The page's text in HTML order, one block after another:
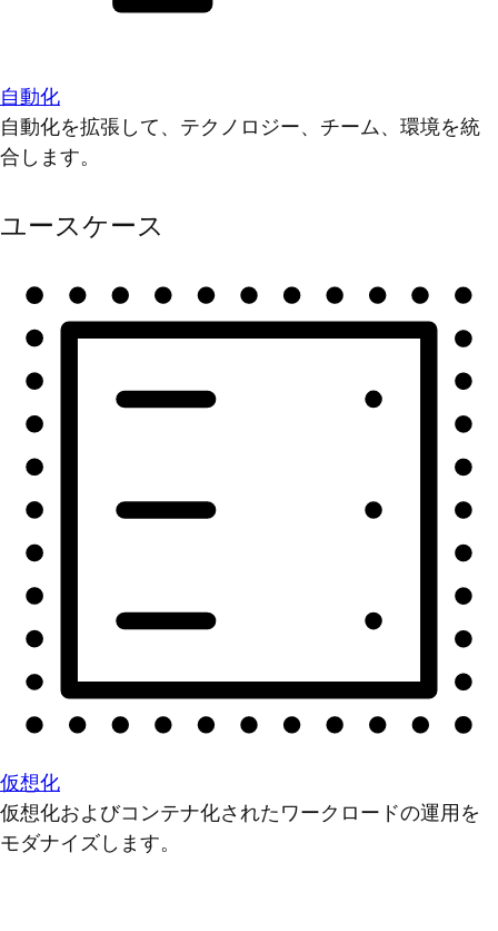
自動化
自動化を拡張して、テクノロジー、チーム、環境を統
合します。
ユースケース
仮想化
仮想化およびコンテナ化されたワークロードの運用を
モダナイズします。